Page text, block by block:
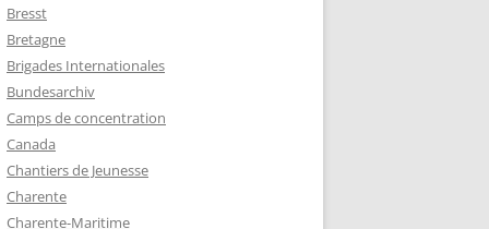
Bresst
Bretagne
Brigades Internationales
Bundesarchiv
Camps de concentration
Canada
Chantiers de Jeunesse
Charente
Charente-Maritime